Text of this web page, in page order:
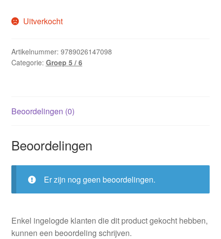
Uitverkocht
Artikelnummer: 9789026147098
Categorie: Groep 5 / 6
Beoordelingen (0)
Beoordelingen
Er zijn nog geen beoordelingen.
Enkel ingelogde klanten die dit product gekocht hebben,
kunnen een beoordeling schrijven.